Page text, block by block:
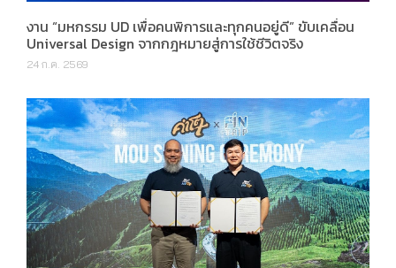
งาน “มหกรรม UD เพื่อคนพิการและทุกคนอยู่ดี” ขับเคลื่อน
Universal Design จากกฎหมายสู่การใช้ชีวิตจริง
24 ก.ค. 2569